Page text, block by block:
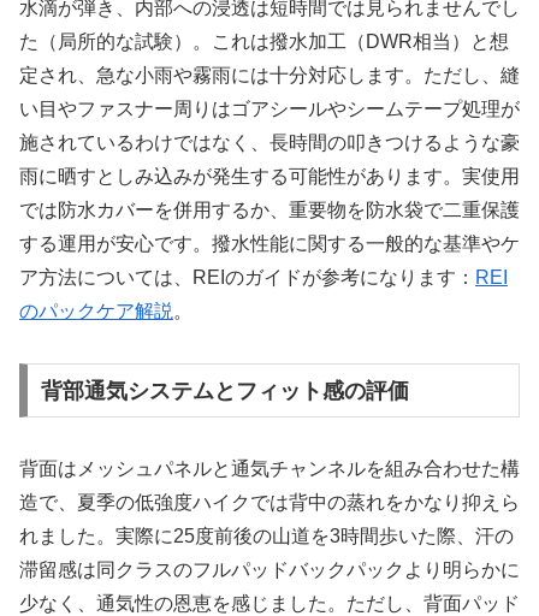
水滴が弾き、内部への浸透は短時間では見られませんでし
た（局所的な試験）。これは撥水加工（DWR相当）と想
定され、急な小雨や霧雨には十分対応します。ただし、縫
い目やファスナー周りはゴアシールやシームテープ処理が
施されているわけではなく、長時間の叩きつけるような豪
雨に晒すとしみ込みが発生する可能性があります。実使用
では防水カバーを併用するか、重要物を防水袋で二重保護
する運用が安心です。撥水性能に関する一般的な基準やケ
ア方法については、REIのガイドが参考になります： REI
のパックケア解説 。
背部通気システムとフィット感の評価
背面はメッシュパネルと通気チャンネルを組み合わせた構
造で、夏季の低強度ハイクでは背中の蒸れをかなり抑えら
れました。実際に25度前後の山道を3時間歩いた際、汗の
滞留感は同クラスのフルパッドバックパックより明らかに
少なく、通気性の恩恵を感じました。ただし、背面パッド